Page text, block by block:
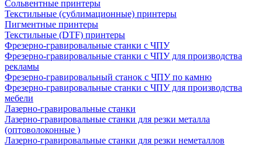
Сольвентные принтеры
Текстильные (сублимационные) принтеры
Пигментные принтеры
Текстильные (DTF) принтеры
Фрезерно-гравировальные станки с ЧПУ
Фрезерно-гравировальные станки с ЧПУ для производства
рекламы
Фрезерно-гравировальный станок с ЧПУ по камню
Фрезерно-гравировальные станки с ЧПУ для производства
мебели
Лазерно-гравировальные станки
Лазерно-гравировальные станки для резки металла
(оптоволоконные )
Лазерно-гравировальные станки для резки неметаллов